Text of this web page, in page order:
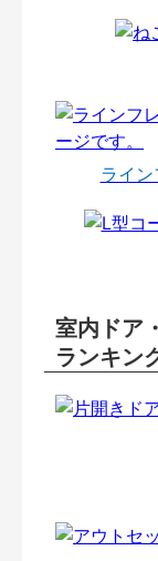
ライ
室内ドア
ランキン